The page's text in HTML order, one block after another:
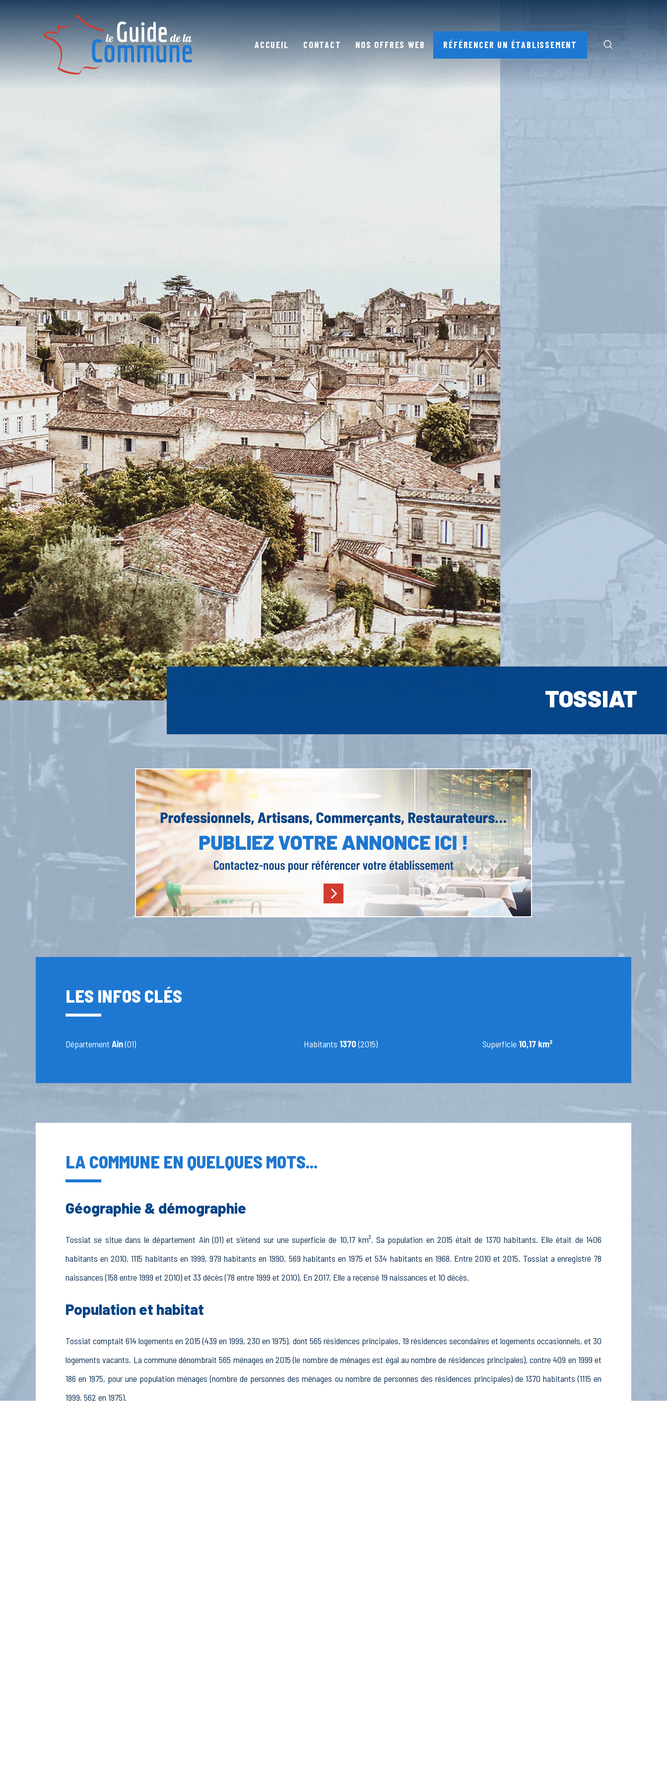
ACCUEIL CONTACT NOS OFFRES WEB RÉFÉRENCER UN ÉTABLISSEMENT
TOSSIAT
LES INFOS CLÉS
Département Ain(01) Habitants 1370(2015) Superficie 10,17 km²
LA COMMUNE EN QUELQUES MOTS...
Géographie & démographie
Tossiat se situe dans le département Ain (01) et s'étend sur une superficie de 10,17 km². Sa population en 2015 était de 1370 habitants. Elle était de 1406
habitants en 2010, 1115 habitants en 1999, 979 habitants en 1990, 569 habitants en 1975 et 534 habitants en 1968. Entre 2010 et 2015, Tossiat a enregistré 78
naissances (158 entre 1999 et 2010) et 33 décès (78 entre 1999 et 2010). En 2017, Elle a recensé 19 naissances et 10 décès.
Population et habitat
Tossiat comptait 614 logements en 2015 (439 en 1999, 230 en 1975), dont 565 résidences principales, 19 résidences secondaires et logements occasionnels, et 30
logements vacants. La commune dénombrait 565 ménages en 2015 (le nombre de ménages est égal au nombre de résidences principales), contre 409 en 1999 et
186 en 1975, pour une population ménages (nombre de personnes des ménages ou nombre de personnes des résidences principales) de 1370 habitants (1115 en
1999, 562 en 1975).